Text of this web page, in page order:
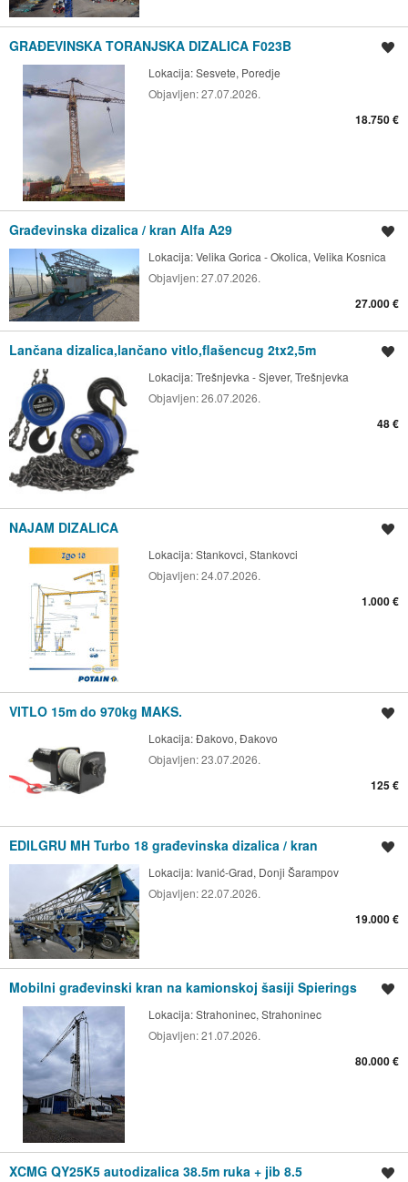
GRAĐEVINSKA TORANJSKA DIZALICA F023B
Lokacija:Sesvete, Poredje
Objavljen:27.07.2026.
18.750 €
Građevinska dizalica / kran Alfa A29
Lokacija:Velika Gorica - Okolica, Velika Kosnica
Objavljen:27.07.2026.
27.000 €
Lančana dizalica,lančano vitlo,flašencug 2tx2,5m
Lokacija:Trešnjevka - Sjever, Trešnjevka
Objavljen:26.07.2026.
48 €
NAJAM DIZALICA
Lokacija:Stankovci, Stankovci
Objavljen:24.07.2026.
1.000 €
VITLO 15m do 970kg MAKS.
Lokacija:Đakovo, Đakovo
Objavljen:23.07.2026.
125 €
EDILGRU MH Turbo 18 građevinska dizalica / kran
Lokacija: Ivanić-Grad, Donji Šarampov
Objavljen:22.07.2026.
19.000 €
Mobilni građevinski kran na kamionskoj šasiji Spierings
Lokacija:Strahoninec, Strahoninec
Objavljen:21.07.2026.
80.000 €
XCMG QY25K5 autodizalica 38.5m ruka + jib 8.5